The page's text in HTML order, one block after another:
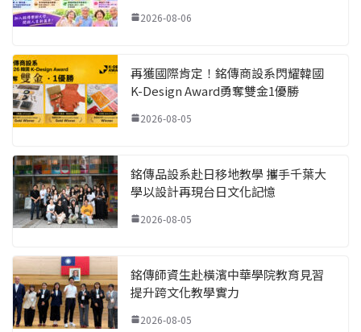
2026-08-06
再獲國際肯定！銘傳商設系閃耀韓國
K-Design Award勇奪雙金1優勝
2026-08-05
銘傳品設系赴日移地教學 攜手千葉大
學以設計再現台日文化記憶
2026-08-05
銘傳師資生赴橫濱中華學院教育見習
提升跨文化教學實力
2026-08-05